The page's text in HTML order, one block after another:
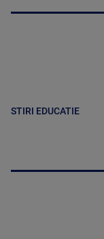
STIRI EDUCATIE